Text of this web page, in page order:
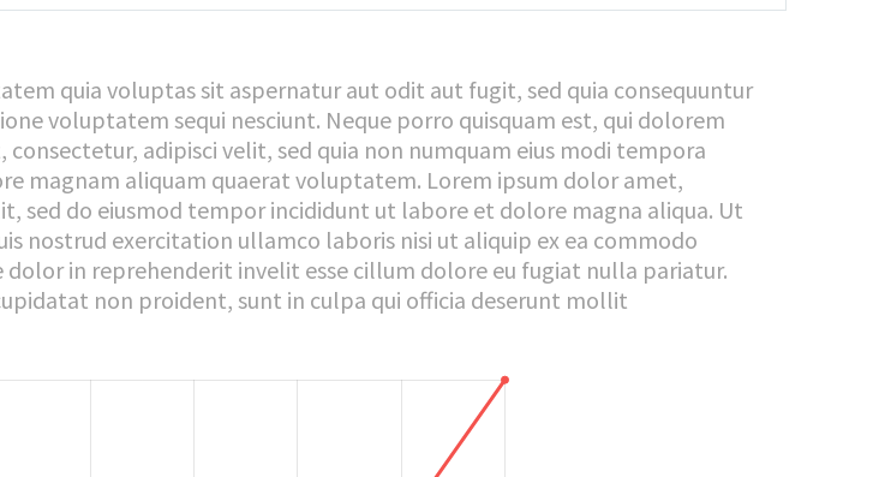
quia voluptas sit aspernatur aut odit aut fugit, sed quia consequuntur
voluptatem sequi nesciunt. Neque porro quisquam est, qui dolorem
adipisci velit, sed quia non numquam eius modi tempora
magnam aliquam quaerat voluptatem. Lorem ipsum dolor amet,
sed do eiusmod tempor incididunt ut labore et dolore magna aliqua. Ut
nostrud exercitation ullamco laboris nisi ut aliquip ex ea commodo
dolor in reprehenderit invelit esse cillum dolore eu fugiat nulla pariatur.
non proident, sunt in culpa qui officia deserunt mollit